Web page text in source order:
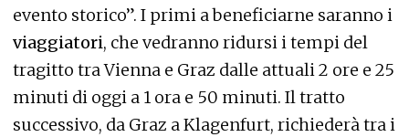
evento storico”. I primi a beneficiarne saranno i
viaggiatori, che vedranno ridursi i tempi del
tragitto tra Vienna e Graz dalle attuali 2 ore e 25
minuti di oggi a 1 ora e 50 minuti. Il tratto
successivo, da Graz a Klagenfurt, richiederà tra i